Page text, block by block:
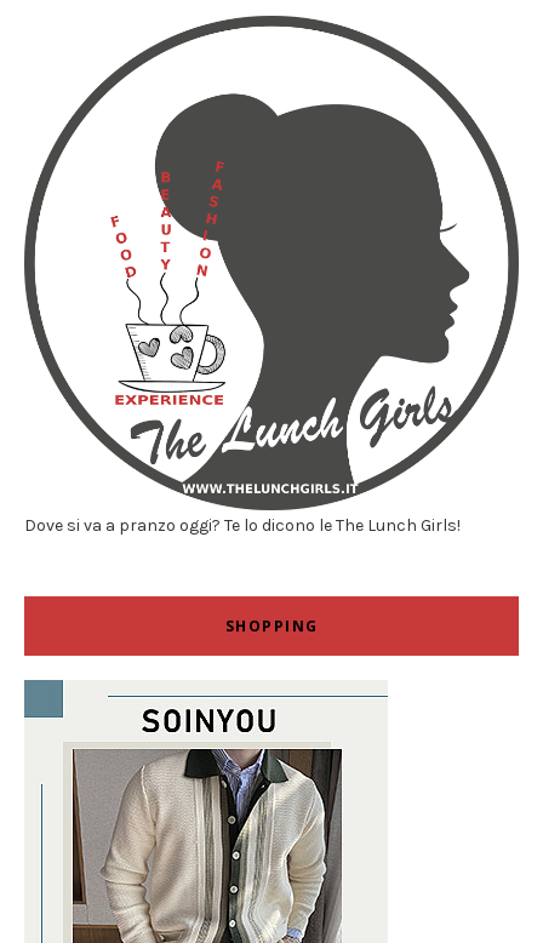
Dove si va a pranzo oggi? Te lo dicono le The Lunch Girls!
SHOPPING